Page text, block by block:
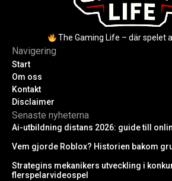
The Gaming Life – där spelet
Navigering
Start
Om oss
Kontakt
Disclaimer
Senaste nyheterna
Ai-utbildning distans 2026: guide till
Vem gjorde Roblox? Historien bakom
Strategins mekanikers utveckling i
flerspelarvideospel